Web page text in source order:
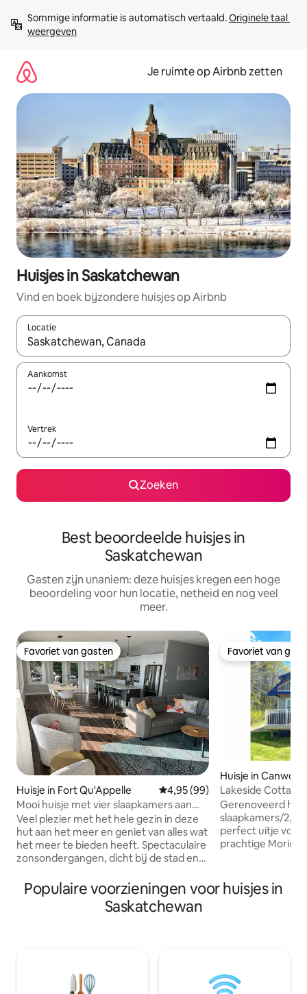
direct
naar
Sommige informatie is automatisch vertaald. Originele taal
weergeven
Je ruimte op Airbnb zetten
Huisjes in Saskatchewan
Vind en boek bijzondere huisjes op Airbnb
Locatie
Wanneer er suggesties beschikbaar zijn, maak je een keuze
Aankomst
Vertrek
Zoeken
Best beoordeelde huisjes in
Saskatchewan
Gasten zijn unaniem: deze huisjes kregen een hoge
beoordeling voor hun locatie, netheid en nog veel
meer.
Favoriet van gasten
Favoriet van gasten
Huisje in Fort Qu'Appelle Gemiddelde beoordeling van
4,95 (99)
Mooi huisje met vier slaapkamers aan
het meer Echo Lake
Veel plezier met het hele gezin in deze
hut aan het meer en geniet van alles wat
het meer te bieden heeft. Spectaculaire
zonsondergangen, dicht bij de stad en
een zeer rustige doodlopende straat.
Geniet van de hottub, de mooie keuken
en het enorme dek. Het huisje is
heeft een queensize bed. Slaapkamer 3
heeft een kingsize bed en slaapkamer 4
Favoriet van
Favoriet van
Huisje in
Lakeside
Park 4Bd/3Ba
Gerenoveerd
slaapkamers/2,5
perfect uitje voor
prachtige Morin
is ontworpen
gedachten;
gelegen direct
op slechts een
Populaire voorzieningen voor huisjes in
Saskatchewan